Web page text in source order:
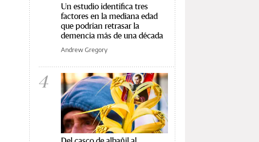
Un estudio identifica tres
factores en la mediana edad
que podrían retrasar la
demencia más de una década
Andrew Gregory
4